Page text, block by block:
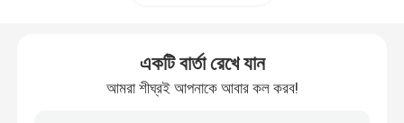
অ্যালকালি প্রতিরোধী ফাইবারগ্লাস জাল
একটি বার্তা রেখে যান
আমরা শীঘ্রই আপনাকে আবার কল করব!